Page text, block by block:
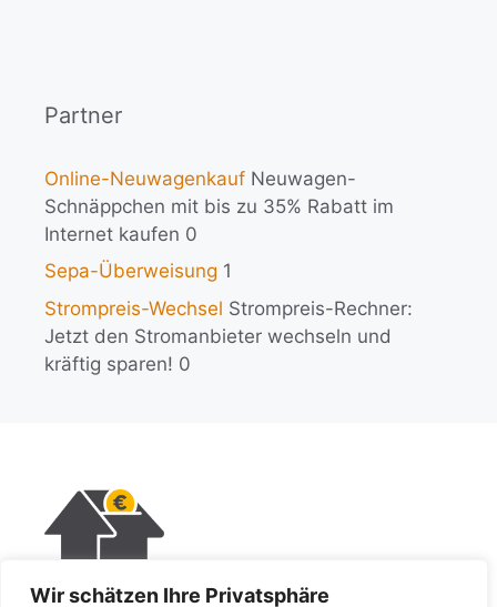
Wir schätzen Ihre Privatsphäre
Partner
Online-Neuwagenkauf Neuwagen-
Schnäppchen mit bis zu 35% Rabatt im
Internet kaufen 0
Sepa-Überweisung 1
Strompreis-Wechsel Strompreis-Rechner:
Jetzt den Stromanbieter wechseln und
kräftig sparen! 0